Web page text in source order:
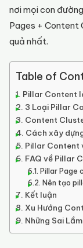
nơi mọi con
Pages + Content
quả nhất.
Table of
Pillar Content
3 Loại Pillar
Content
Cách xây
Pillar Content
FAQ về Pillar
Pillar Page
Nên tạo
Kết luận
Xu Hướng
Những Sai